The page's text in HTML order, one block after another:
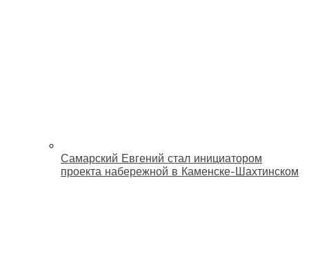
Самарский Евгений стал инициатором
проекта набережной в Каменске-Шахтинском